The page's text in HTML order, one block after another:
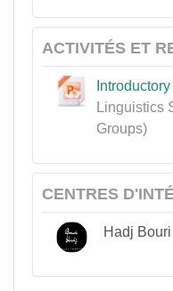
ACTIVITÉS ET
Linguistics
Groups)
CENTRES
Hadj Bouri